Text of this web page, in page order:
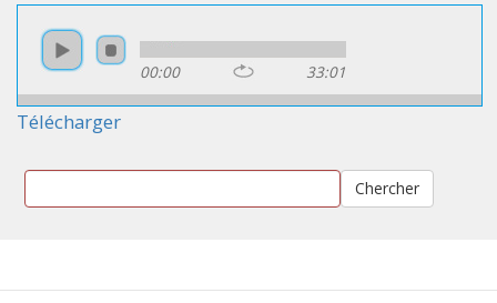
00:00 33:01
Télécharger
Chercher